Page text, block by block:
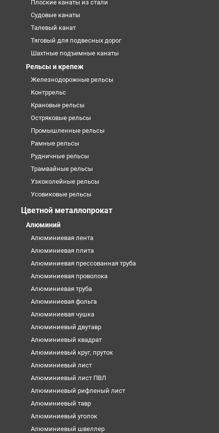
Плоские канаты из стали
Судовые канаты
Талевый канат
Тяговый для подвесных дорог
Шахтные подъемные канаты
Рельсы и крепеж
Железнодорожные рельсы
Контррельс
Крановые рельсы
Остряковые рельсы
Промышленные рельсы
Рамные рельсы
Рудничные рельсы
Трамвайные рельсы
Узкоколейные рельсы
Усовиковые рельсы
Цветной металлопрокат
Алюминий
Алюминиевая лента
Алюминиевая плита
Алюминиевая прессованная труба
Алюминиевая проволока
Алюминиевая труба
Алюминиевая фольга
Алюминиевая чушка
Алюминиевый двутавр
Алюминиевый квадрат
Алюминиевый круг, пруток
Алюминиевый лист
Алюминиевый лист ПВЛ
Алюминиевый рифленый лист
Алюминиевый тавр
Алюминиевый уголок
Алюминиевый швеллер